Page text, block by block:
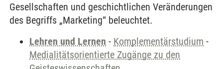
Gesellschaften und geschichtlichen Veränderungen
des Begriffs „Marketing“ beleuchtet.
Lehren und Lernen - Komplementärstudium -
Medialitätsorientierte Zugänge zu den